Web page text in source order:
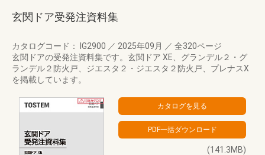
玄関ドア受発注資料集
カタログコード： IG2900 ／ 2025年09月 ／ 全320ページ
玄関ドアの受発注資料集です。玄関ドア XE、グランデル２・グ
ランデル２防火戸、ジエスタ２・ジエスタ２防火戸、プレナスX
を掲載しています。
(141.3MB)